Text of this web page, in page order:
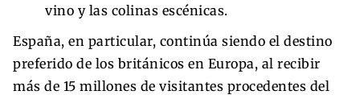
vino y las colinas escénicas.
España, en particular, continúa siendo el destino
preferido de los británicos en Europa, al recibir
más de 15 millones de visitantes procedentes del